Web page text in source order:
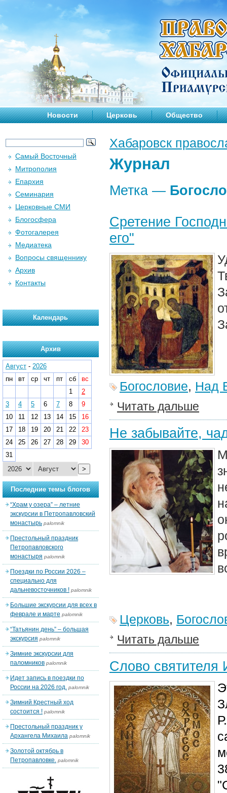
Новости Церковь Общество
Хабаровск
Журнал
Метка —
Сретение
его"
Богословие, Над
Читать дальше
Не забывайте,
Церковь,
Читать дальше
Слово святителя
Самый Восточный
Митрополия
Епархия
Семинария
Церковные СМИ
Блогосфера
Фотогалерея
Медиатека
Вопросы священнику
Архив
Контакты
Календарь
Архив
Август - 2026
пн
вт ср чт пт сб
вс
1
2
3
4 5 6 7 8
9
10
11 12 13 14 15
16
17
18 19 20 21 22
23
24
25 26 27 28 29
30
31
>
Последние темы блогов
“Храм у озера” – летние
экскурсии в Петропавловский
монастырь palomnik
Престольный праздник
Петропавловского
монастыря palomnik
Поездки по России 2026 –
специально для
дальневосточников ! palomnik
Большие экскурсии для всех в
феврале и марте palomnik
“Татьянин день” – большая
экскурсия palomnik
Зимние экскурсии для
паломников palomnik
Идет запись в поездки по
России на 2026 год. palomnik
Зимний Крестный ход
состоится ! palomnik
Престольный праздник у
Архангела Михаила palomnik
Золотой октябрь в
Петропавловке. palomnik